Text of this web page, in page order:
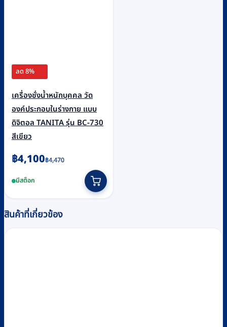
ลด 8%
เครื่องชั่งน้ำหนักบุคคล วัด
องค์ประกอบในร่างกาย แบบ
ดิจิตอล TANITA รุ่น BC-730
สีเขียว
฿4,470
Original
was:
฿4,470.
฿4,100
Current
is:
฿4,100.
มีสต็อก
สินค้าที่เกี่ยวข้อง